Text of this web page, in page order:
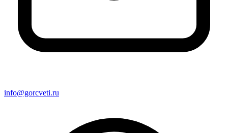
info@gorcveti.ru